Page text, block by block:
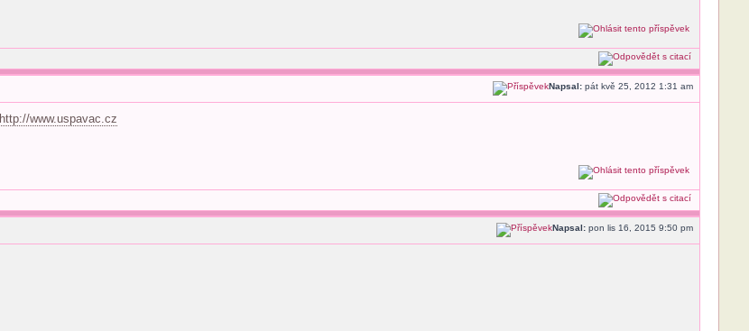
Napsal:pát kvě 25, 2012 1:31 am
http://www.uspavac.cz
Napsal:pon lis 16, 2015 9:50 pm